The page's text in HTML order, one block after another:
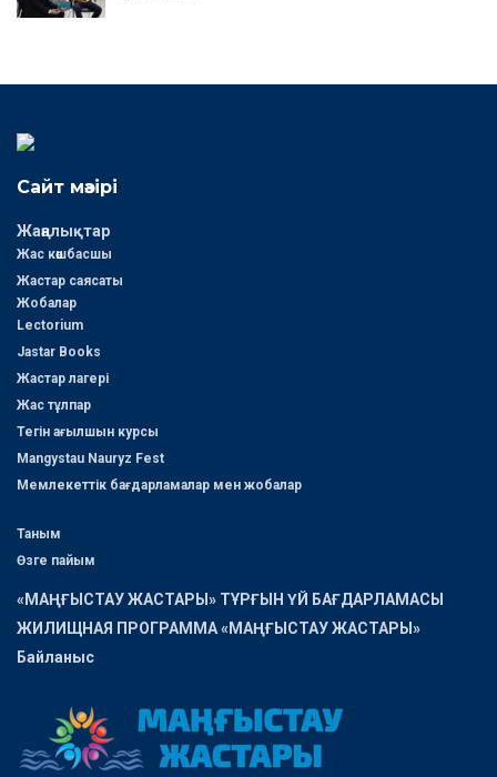
Сайт мәзірі
Жаңалықтар
Жас көшбасшы
Жастар саясаты
Жобалар
Lectorium
Jastar Books
Жастар лагері
Жас тұлпар
Тегін ағылшын курсы
Mangystau Nauryz Fest
Мемлекеттік бағдарламалар мен жобалар
Таным
Өзге пайым
«МАҢҒЫСТАУ ЖАСТАРЫ» ТҰРҒЫН ҮЙ БАҒДАРЛАМАСЫ
ЖИЛИЩНАЯ ПРОГРАММА «МАҢҒЫСТАУ ЖАСТАРЫ»
Байланыс